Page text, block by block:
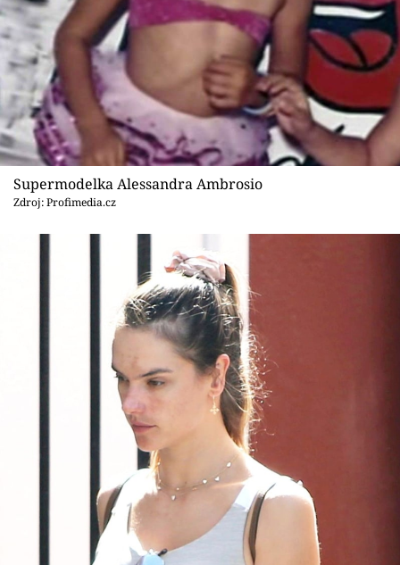
Videa
Sledujte prima+
Přihlášení
Sledujte nás
Supermodelka Alessandra Ambrosio
Zdroj: Profimedia.cz